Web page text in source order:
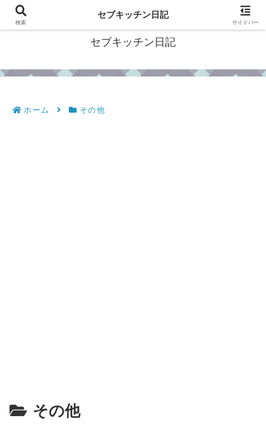
フィリピン・セブの移住情報やおすすめ食材・レシピを発信
セブキッチン日記
ホーム その他
その他
検索
セブキッチン日記
サイドバー